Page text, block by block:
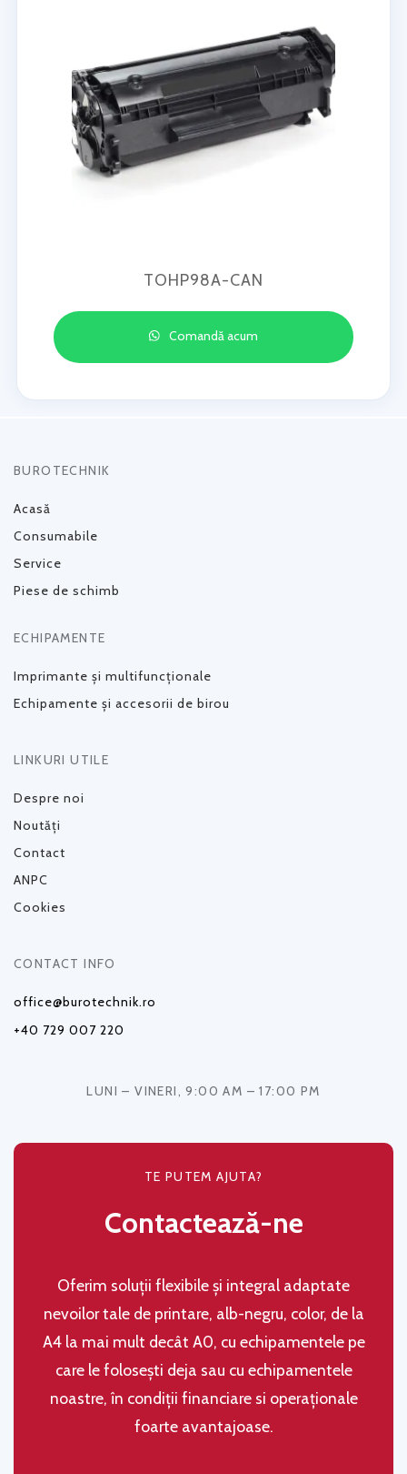
TOHP98A-CAN
Comandă acum
BUROTECHNIK
Acasă
Consumabile
Service
Piese de schimb
ECHIPAMENTE
Imprimante și multifuncționale
Echipamente și accesorii de birou
LINKURI UTILE
Despre noi
Noutăți
Contact
ANPC
Cookies
CONTACT INFO
office@burotechnik.ro
+40 729 007 220
LUNI – VINERI, 9:00 AM – 17:00 PM
TE PUTEM AJUTA?
Contactează-ne
Oferim soluţii flexibile şi integral adaptate
nevoilor tale de printare, alb-negru, color, de la
A4 la mai mult decât A0, cu echipamentele pe
care le folosești deja sau cu echipamentele
noastre, în condiţii financiare si operaţionale
foarte avantajoase.